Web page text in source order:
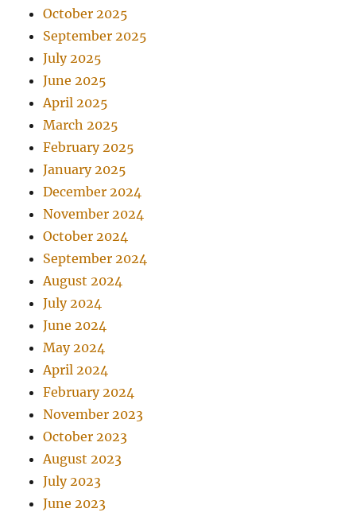
October 2025
September 2025
July 2025
June 2025
April 2025
March 2025
February 2025
January 2025
December 2024
November 2024
October 2024
September 2024
August 2024
July 2024
June 2024
May 2024
April 2024
February 2024
November 2023
October 2023
August 2023
July 2023
June 2023